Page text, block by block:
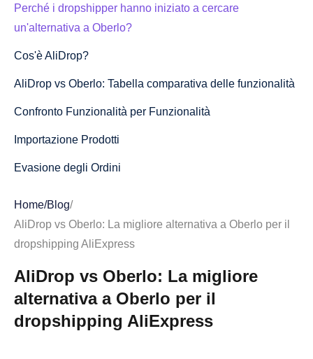
Perché i dropshipper hanno iniziato a cercare
un'alternativa a Oberlo?
Cos'è AliDrop?
AliDrop vs Oberlo: Tabella comparativa delle funzionalità
Confronto Funzionalità per Funzionalità
Importazione Prodotti
Evasione degli Ordini
Flusso di Lavoro per Principianti
Accesso a fornitori e prodotti
Scalabilità
Perché AliDrop è una migliore alternativa a Oberlo per i
nuovi dropshipper?
Home/Blog/
AliDrop vs Oberlo: La migliore alternativa a Oberlo per il
dropshipping AliExpress
AliDrop vs Oberlo: La migliore
alternativa a Oberlo per il
dropshipping AliExpress